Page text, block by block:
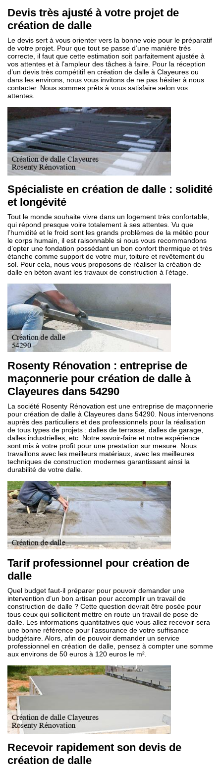
Devis très ajusté à votre projet de
création de dalle
Le devis sert à vous orienter vers la bonne voie pour le préparatif
de votre projet. Pour que tout se passe d’une manière très
correcte, il faut que cette estimation soit parfaitement ajustée à
vos attentes et à l’ampleur des tâches à faire. Pour la réception
d’un devis très compétitif en création de dalle à Clayeures ou
dans les environs, nous vous invitons de ne pas hésiter à nous
contacter. Nous sommes prêts à vous satisfaire selon vos
attentes.
Spécialiste en création de dalle : solidité
et longévité
Tout le monde souhaite vivre dans un logement très confortable,
qui répond presque voire totalement à ses attentes. Vu que
l’humidité et le froid sont les grands problèmes de la météo pour
le corps humain, il est raisonnable si nous vous recommandons
d’opter une fondation possédant un bon confort thermique et très
étanche comme support de votre mur, toiture et revêtement du
sol. Pour cela, nous vous proposons de réaliser la création de
dalle en béton avant les travaux de construction à l’étage.
Rosenty Rénovation : entreprise de
maçonnerie pour création de dalle à
Clayeures dans 54290
La société Rosenty Rénovation est une entreprise de maçonnerie
pour création de dalle à Clayeures dans 54290. Nous intervenons
auprès des particuliers et des professionnels pour la réalisation
de tous types de projets : dalles de terrasse, dalles de garage,
dalles industrielles, etc. Notre savoir-faire et notre expérience
sont mis à votre profit pour une prestation sur mesure. Nous
travaillons avec les meilleurs matériaux, avec les meilleures
techniques de construction modernes garantissant ainsi la
durabilité de votre dalle.
Tarif professionnel pour création de
dalle
Quel budget faut-il préparer pour pouvoir demander une
intervention d’un bon artisan pour accomplir un travail de
construction de dalle ? Cette question devrait être posée pour
tous ceux qui sollicitent mettre en route un travail de pose de
dalle. Les informations quantitatives que vous allez recevoir sera
une bonne référence pour l’assurance de votre suffisance
budgétaire. Alors, afin de pouvoir demander un service
professionnel en création de dalle, pensez à compter une somme
aux environs de 50 euros à 120 euros le m².
Recevoir rapidement son devis de
création de dalle